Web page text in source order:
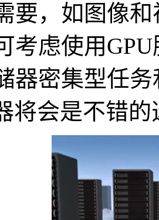
要，如图像
考虑使用
器密集型任
将会是不错的